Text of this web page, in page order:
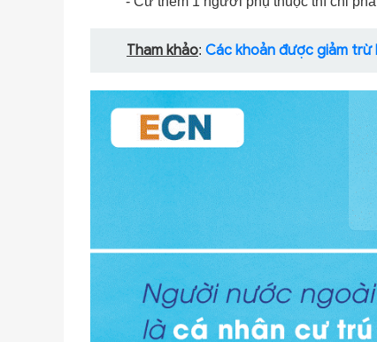
Tham khảo: Các khoản được giảm trừ